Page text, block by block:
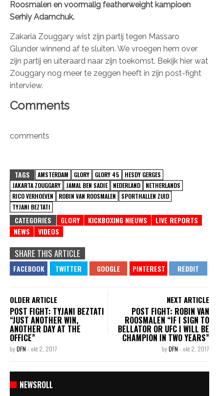
Roosmalen en voormalig featherweight kampioen
Serhiy Adamchuk.
Zakaria Zouggary wist zijn partij tegen Massaro
Glunder winnend af te sluiten. We vroegen hem over
zijn partij en uiteraard naar zijn toekomst. Bekijk hier wat
Zouggary nog meer te zeggen heeft in zijn post-fight
interview.
Comments
comments
TAGS AMSTERDAM GLORY GLORY 45
HESDY GERGES
JAKARTA ZOUGGARY
JAMAL BEN SADIE NEDERLAND
NETHERLANDS
RICO VERHOEVEN
ROBIN VAN ROOSMALEN
SPORTHALLEN ZUID
TYJANI BEZTATI
CATEGORIES GLORY KICKBOXING NIEUWS
LIVE REPORTS
NEWS
VIDEOS
SHARE THIS ARTICLE
OLDER ARTICLE
POST FIGHT: TYJANI BEZTATI
“JUST ANOTHER WIN,
ANOTHER DAY AT THE
OFFICE”
byDFN - okt 2, 2017
NEXT ARTICLE
POST FIGHT: ROBIN VAN
ROOSMALEN “IF I SIGN TO
BELLATOR OR UFC I WILL BE
CHAMPION IN TWO YEARS”
byDFN - okt 2, 2017
NEWSROLL